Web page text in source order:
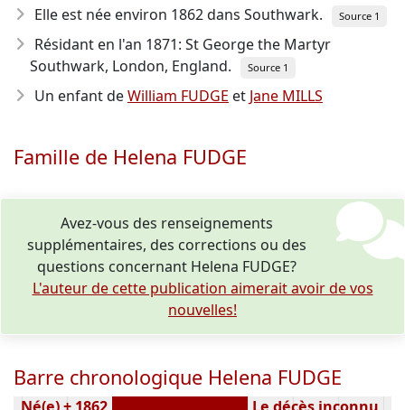
Elle est née environ 1862dans Southwark. Source 1
Résidant en l'an 1871: St George the Martyr
Southwark, London, England.
Source 1
Un enfant deWilliam FUDGE et Jane MILLS
Famille de Helena FUDGE
Avez-vous des renseignements
supplémentaires, des corrections ou des
questions concernant Helena FUDGE?
L'auteur de cette publication aimerait avoir de vos
nouvelles!
Barre chronologique Helena FUDGE